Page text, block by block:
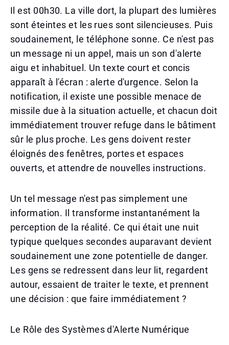
Il est 00h30. La ville dort, la plupart des lumières
sont éteintes et les rues sont silencieuses. Puis
soudainement, le téléphone sonne. Ce n'est pas
un message ni un appel, mais un son d'alerte
aigu et inhabituel. Un texte court et concis
apparaît à l'écran : alerte d'urgence. Selon la
notification, il existe une possible menace de
missile due à la situation actuelle, et chacun doit
immédiatement trouver refuge dans le bâtiment
sûr le plus proche. Les gens doivent rester
éloignés des fenêtres, portes et espaces
ouverts, et attendre de nouvelles instructions.
Un tel message n'est pas simplement une
information. Il transforme instantanément la
perception de la réalité. Ce qui était une nuit
typique quelques secondes auparavant devient
soudainement une zone potentielle de danger.
Les gens se redressent dans leur lit, regardent
autour, essaient de traiter le texte, et prennent
une décision : que faire immédiatement ?
Le Rôle des Systèmes d'Alerte Numérique